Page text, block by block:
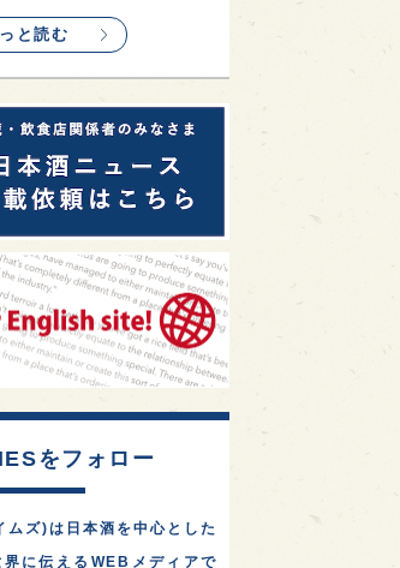
と読む
をフォロー
ズ)は日本酒を中心とした
に伝えるWEBメディアで